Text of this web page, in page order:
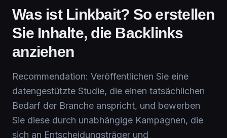
Was ist Linkbait? So erstellen
Sie Inhalte, die Backlinks
anziehen
Recommendation: Veröffentlichen Sie eine
datengestützte Studie, die einen tatsächlichen
Bedarf der Branche anspricht, und bewerben
Sie diese durch unabhängige Kampagnen, die
sich an Entscheidungsträger und